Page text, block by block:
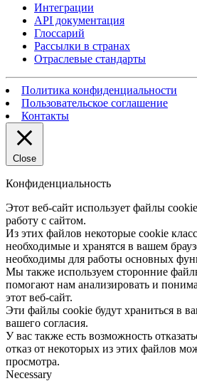
Интеграции
API документация
Глоссарий
Рассылки в странах
Отраслевые стандарты
Политика конфиденциальности
Пользовательское соглашение
Контакты
Close
Конфиденциальность
Этот веб-сайт использует файлы
работу с сайтом.
Из этих файлов некоторые cookie
необходимые и хранятся в вашем
необходимы для работы основных
Мы также используем сторонние
помогают нам анализировать и
этот веб-сайт.
Эти файлы cookie будут храниться в
вашего согласия.
У вас также есть возможность
отказ от некоторых из этих файлов
просмотра.
Necessary